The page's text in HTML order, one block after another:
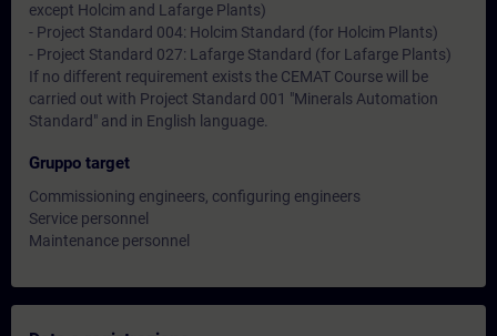
except Holcim and Lafarge Plants)
- Project Standard 004: Holcim Standard (for Holcim Plants)
- Project Standard 027: Lafarge Standard (for Lafarge Plants)
If no different requirement exists the CEMAT Course will be
carried out with Project Standard 001 "Minerals Automation
Standard" and in English language.
Gruppo target
Commissioning engineers, configuring engineers
Service personnel
Maintenance personnel